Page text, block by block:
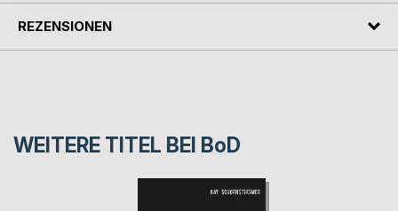
REZENSIONEN
WEITERE TITEL BEI BoD